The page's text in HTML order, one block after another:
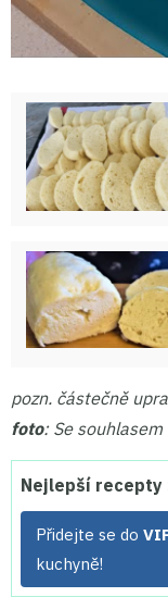
pozn. částečně
foto: Se
Nejlepší recepty
Přidejte se do
kuchyně!